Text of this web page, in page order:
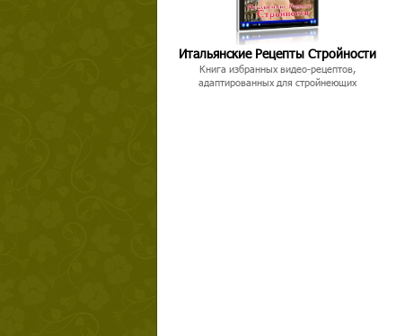
Итальянские Рецепты Стройности
Книга избранных видео-рецептов,
адаптированных для стройнеющих